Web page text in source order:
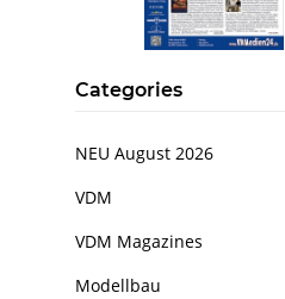
Categories
NEU August 2026
VDM
VDM Magazines
Modellbau